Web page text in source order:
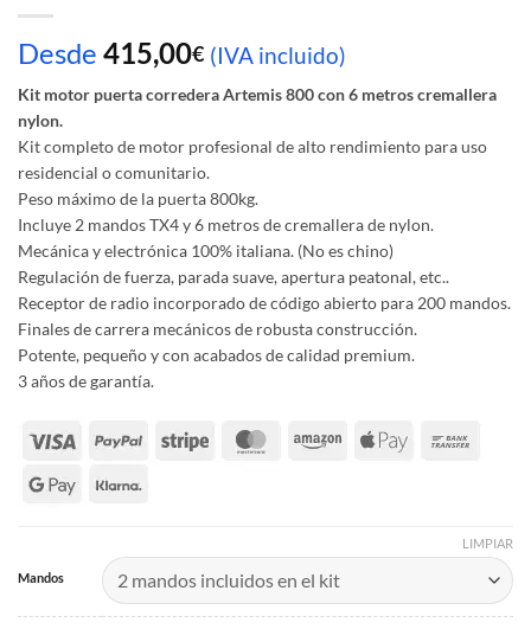
Desde 415,00€ (IVA incluido)
Kit motor puerta corredera Artemis 800 con 6 metros cremallera
nylon.
Kit completo de motor profesional de alto rendimiento para uso
residencial o comunitario.
Peso máximo de la puerta 800kg.
Incluye 2 mandos TX4 y 6 metros de cremallera de nylon.
Mecánica y electrónica 100% italiana. (No es chino)
Regulación de fuerza, parada suave, apertura peatonal, etc..
Receptor de radio incorporado de código abierto para 200 mandos.
Finales de carrera mecánicos de robusta construcción.
Potente, pequeño y con acabados de calidad premium.
3 años de garantía.
Mandos
LIMPIAR